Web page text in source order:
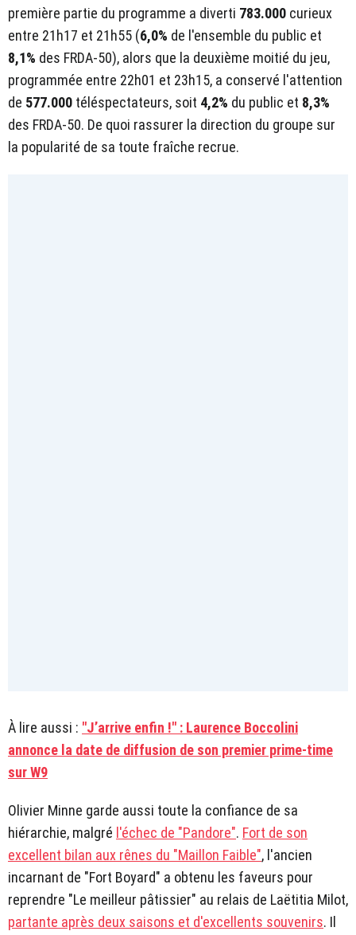
première partie du programme a diverti 783.000 curieux
entre 21h17 et 21h55 (6,0% de l'ensemble du public et
8,1% des FRDA-50), alors que la deuxième moitié du jeu,
programmée entre 22h01 et 23h15, a conservé l'attention
de 577.000 téléspectateurs, soit 4,2% du public et 8,3%
des FRDA-50. De quoi rassurer la direction du groupe sur
la popularité de sa toute fraîche recrue.
À lire aussi : "J’arrive enfin !" : Laurence Boccolini
annonce la date de diffusion de son premier prime-time
sur W9
Olivier Minne garde aussi toute la confiance de sa
hiérarchie, malgré l'échec de "Pandore". Fort de son
excellent bilan aux rênes du "Maillon Faible", l'ancien
incarnant de "Fort Boyard" a obtenu les faveurs pour
reprendre "Le meilleur pâtissier" au relais de Laëtitia Milot,
partante après deux saisons et d'excellents souvenirs. Il